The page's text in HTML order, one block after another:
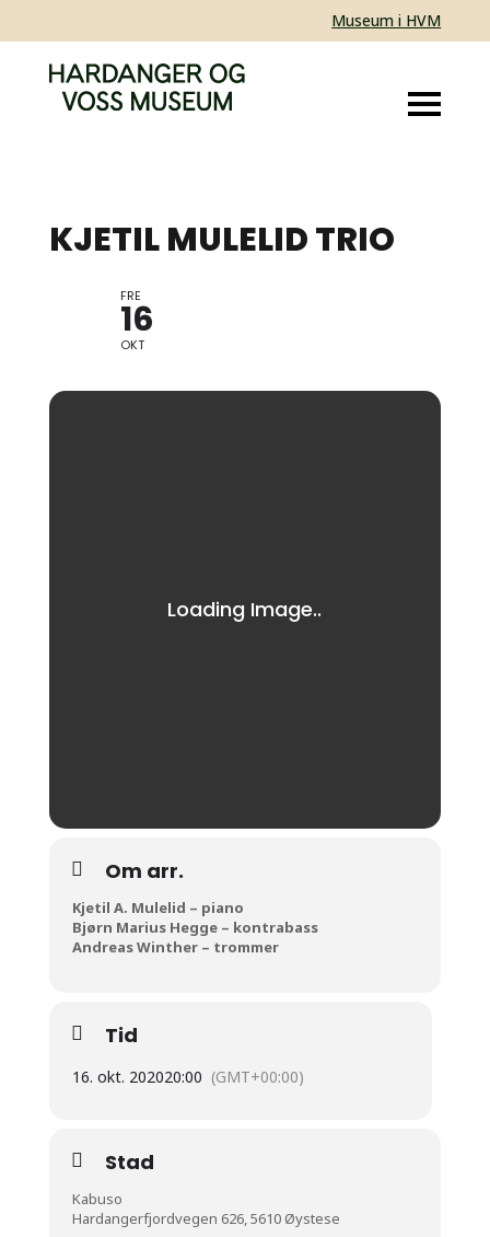
Museum i HVM
KJETIL MULELID TRIO
FRE
16
OKT
Om arr.
Kjetil A. Mulelid – piano
Bjørn Marius Hegge – kontrabass
Andreas Winther – trommer
Tid
16. okt. 202020:00 (GMT+00:00)
Stad
Kabuso
Hardangerfjordvegen 626, 5610 Øystese